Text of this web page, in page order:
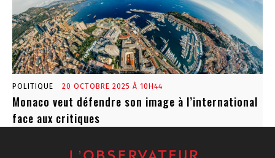
POLITIQUE 20 OCTOBRE 2025 À 10H44
Monaco veut défendre son image à l’international
face aux critiques